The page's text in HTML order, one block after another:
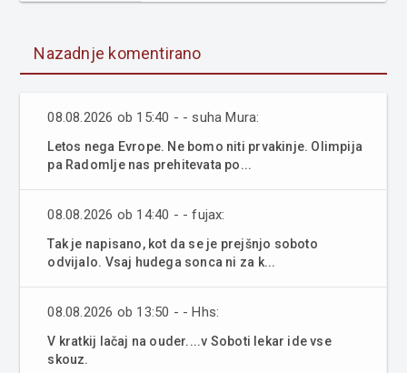
Nazadnje komentirano
08.08.2026 ob 15:40 - - suha Mura:
Letos nega Evrope. Ne bomo niti prvakinje. Olimpija
pa Radomlje nas prehitevata po...
08.08.2026 ob 14:40 - - fujax:
Tak je napisano, kot da se je prejšnjo soboto
odvijalo. Vsaj hudega sonca ni za k...
08.08.2026 ob 13:50 - - Hhs:
V kratkij lačaj na ouder....v Soboti lekar ide vse
skouz.